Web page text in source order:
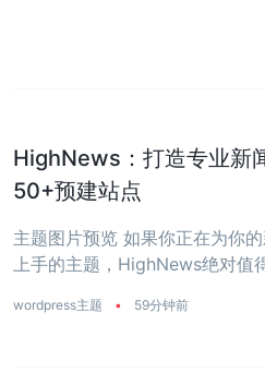
HighNews：打造专业新
50+预建站点
主题图片预览 如果你正在为你
上手的主题，HighNews绝对值
wordpress主题 • 59分钟前